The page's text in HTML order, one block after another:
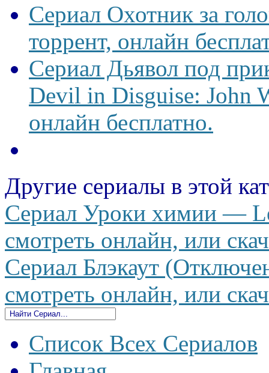
Сериал Охотник за
торрент, онлайн
Сериал Дьявол под
Devil in Disguise: John
онлайн бесплатно.
Другие сериалы в этой
Сериал Уроки химии —
смотреть онлайн, или
Сериал Блэкаут
смотреть онлайн, или
Список Всех Сериалов